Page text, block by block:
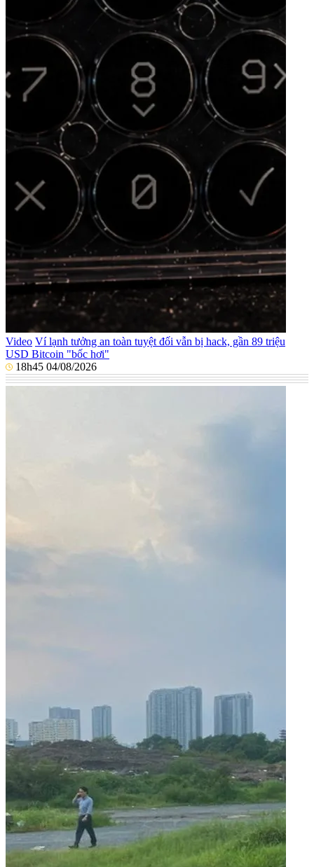
Video Ví lạnh tưởng an toàn tuyệt đối vẫn bị hack, gần 89 triệu
USD Bitcoin "bốc hơi"
18h45 04/08/2026